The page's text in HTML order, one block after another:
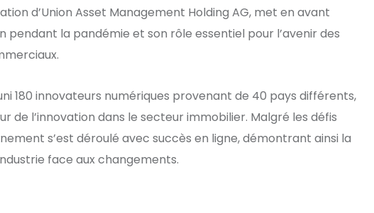
d’Union Asset Management Holding AG, met en avant
pendant la pandémie et son rôle essentiel pour l’avenir des
180 innovateurs numériques provenant de 40 pays différents,
de l’innovation dans le secteur immobilier. Malgré les défis
s’est déroulé avec succès en ligne, démontrant ainsi la
face aux changements.